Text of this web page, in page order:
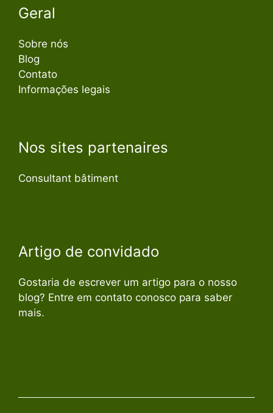
Geral
Sobre nós
Blog
Contato
Informações legais
Nos sites partenaires
Consultant bâtiment
Artigo de convidado
Gostaria de escrever um artigo para o nosso
blog? Entre em contato conosco para saber
mais.